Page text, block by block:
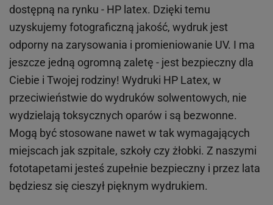
dostępną na rynku - HP latex. Dzięki temu
uzyskujemy fotograficzną jakość, wydruk jest
odporny na zarysowania i promieniowanie UV. I ma
jeszcze jedną ogromną zaletę - jest bezpieczny dla
Ciebie i Twojej rodziny! Wydruki HP Latex, w
przeciwieństwie do wydruków solwentowych, nie
wydzielają toksycznych oparów i są bezwonne.
Mogą być stosowane nawet w tak wymagających
miejscach jak szpitale, szkoły czy żłobki. Z naszymi
fototapetami jesteś zupełnie bezpieczny i przez lata
będziesz się cieszył pięknym wydrukiem.